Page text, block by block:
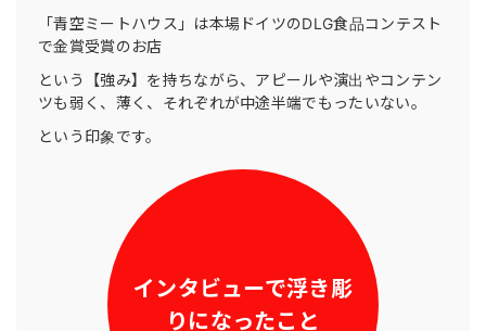
「青空ミートハウス」は本場ドイツのDLG食品コンテスト
で金賞受賞のお店
という【強み】を持ちながら、アピールや演出やコンテン
ツも弱く、薄く、それぞれが中途半端でもったいない。
という印象です。
インタビューで浮き彫
りになったこと